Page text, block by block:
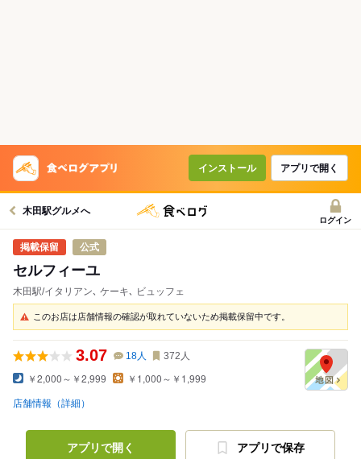
インストール アプリで開く
木田駅グルメへ
ログイン
公式
セルフィーユ
木田駅/イタリアン､ ケーキ､ ビュッフェ
このお店は店舗情報の確認が取れていないため掲載保留中です。
3.07 18人 372 人
￥2,000～￥2,999 ￥1,000～￥1,999
店舗情報（詳細）
アプリで開く アプリで保存